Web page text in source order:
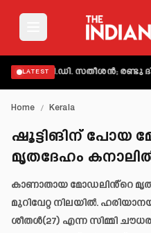
LATEST
വി.ഡി. സതീശൻ; രണ്ടു
Home / Kerala
ഷൂട്ടിങിന് പോയ
മൃതദേഹം
കാണാതായ മോഡലിൻ്റെ
മുറിവേറ്റ നിലയിൽ.
ശീതൾ(27) എന്ന സിമ്മി